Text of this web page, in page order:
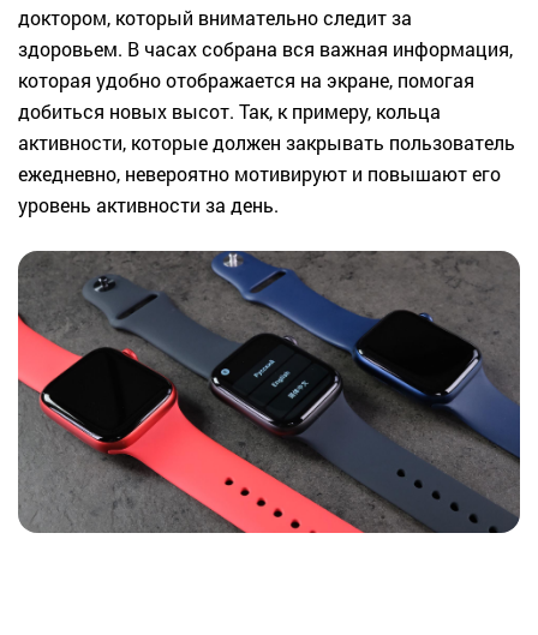
доктором, который внимательно следит за
здоровьем. В часах собрана вся важная информация,
которая удобно отображается на экране, помогая
добиться новых высот. Так, к примеру, кольца
активности, которые должен закрывать пользователь
ежедневно, невероятно мотивируют и повышают его
уровень активности за день.